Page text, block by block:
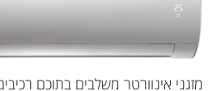
מזגני אינוורטר משלבים בתוכם